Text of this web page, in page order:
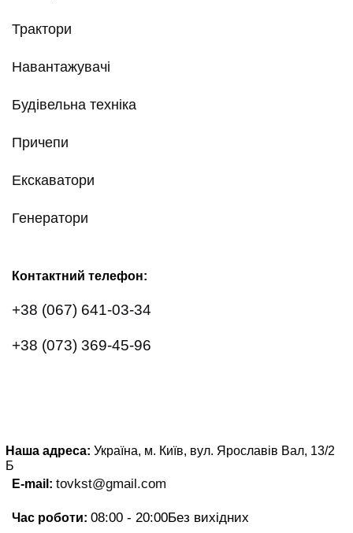
Трактори
Навантажувачі
Будівельна техніка
Причепи
Екскаватори
Генератори
Контактний телефон:
+38 (067) 641-03-34
+38 (073) 369-45-96
Наша адреса: Україна, м. Київ, вул. Ярославів Вал, 13/2
Б
E-mail: tovkst@gmail.com
Час роботи: 08:00 - 20:00Без вихідних